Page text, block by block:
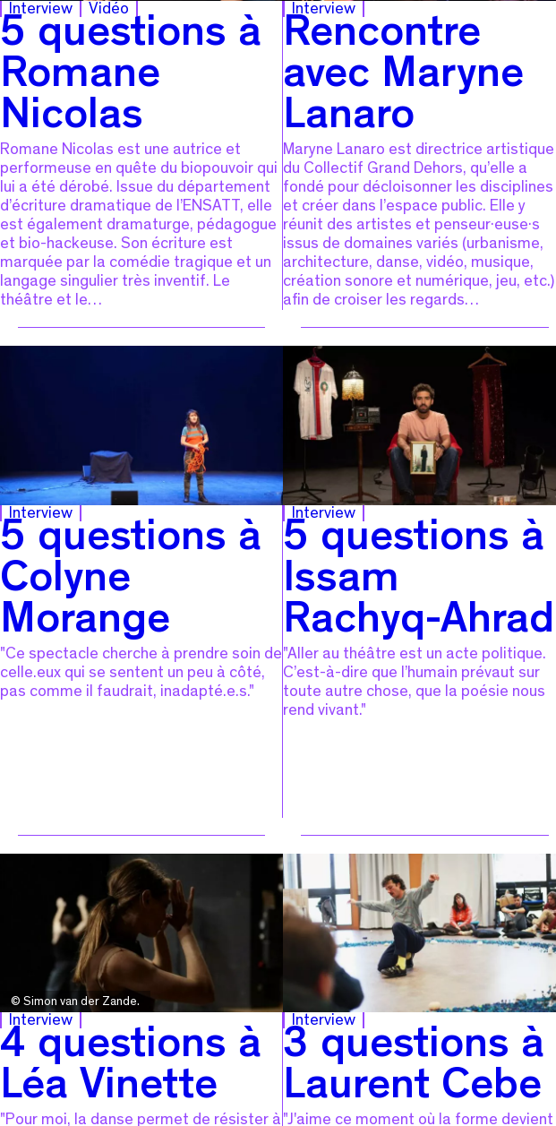
Interview Vidéo
5 questions à
Romane
Nicolas
Romane Nicolas est une autrice et
performeuse en quête du biopouvoir qui
lui a été dérobé. Issue du département
d’écriture dramatique de l’ENSATT, elle
est également dramaturge, pédagogue
et bio-hackeuse. Son écriture est
marquée par la comédie tragique et un
langage singulier très inventif. Le
théâtre et le…
Interview
Rencontre
avec Maryne
Lanaro
Maryne Lanaro est directrice artistique
du Collectif Grand Dehors, qu’elle a
fondé pour décloisonner les disciplines
et créer dans l’espace public. Elle y
réunit des artistes et penseur·euse·s
issus de domaines variés (urbanisme,
architecture, danse, vidéo, musique,
création sonore et numérique, jeu, etc.)
afin de croiser les regards…
Interview
5 questions à
Colyne
Morange
"Ce spectacle cherche à prendre soin de
celle.eux qui se sentent un peu à côté,
pas comme il faudrait, inadapté.e.s."
Interview
5 questions à
Issam
Rachyq-Ahrad
"Aller au théâtre est un acte politique.
C’est-à-dire que l’humain prévaut sur
toute autre chose, que la poésie nous
rend vivant."
© Simon van der Zande.
Interview
4 questions à
Léa Vinette
"Pour moi, la danse permet de résister à
Interview
3 questions à
Laurent Cebe
"J'aime ce moment où la forme devient